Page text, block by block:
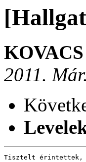
2011.
Tisztelt érintettek,